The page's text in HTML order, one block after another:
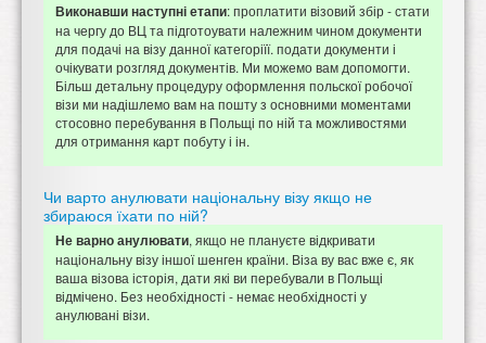
Виконавши наступні етапи: проплатити візовий збір - стати
на чергу до ВЦ та підготоувати належним чином документи
для подачі на візу данної категоріїї. подати документи і
очікувати розгляд документів. Ми можемо вам допомогти.
Більш детальну процедуру оформлення польскої робочої
візи ми надішлемо вам на пошту з основними моментами
стосовно перебування в Польщі по ній та можливостями
для отримання карт побуту і ін.
Чи варто анулювати національну візу якщо не
збираюся їхати по ній?
Не варно анулювати, якщо не плануєте відкривати
національну візу іншої шенген країни. Віза ву вас вже є, як
ваша візова історія, дати які ви перебували в Польщі
відмічено. Без необхідності - немає необхідності у
анулювані візи.